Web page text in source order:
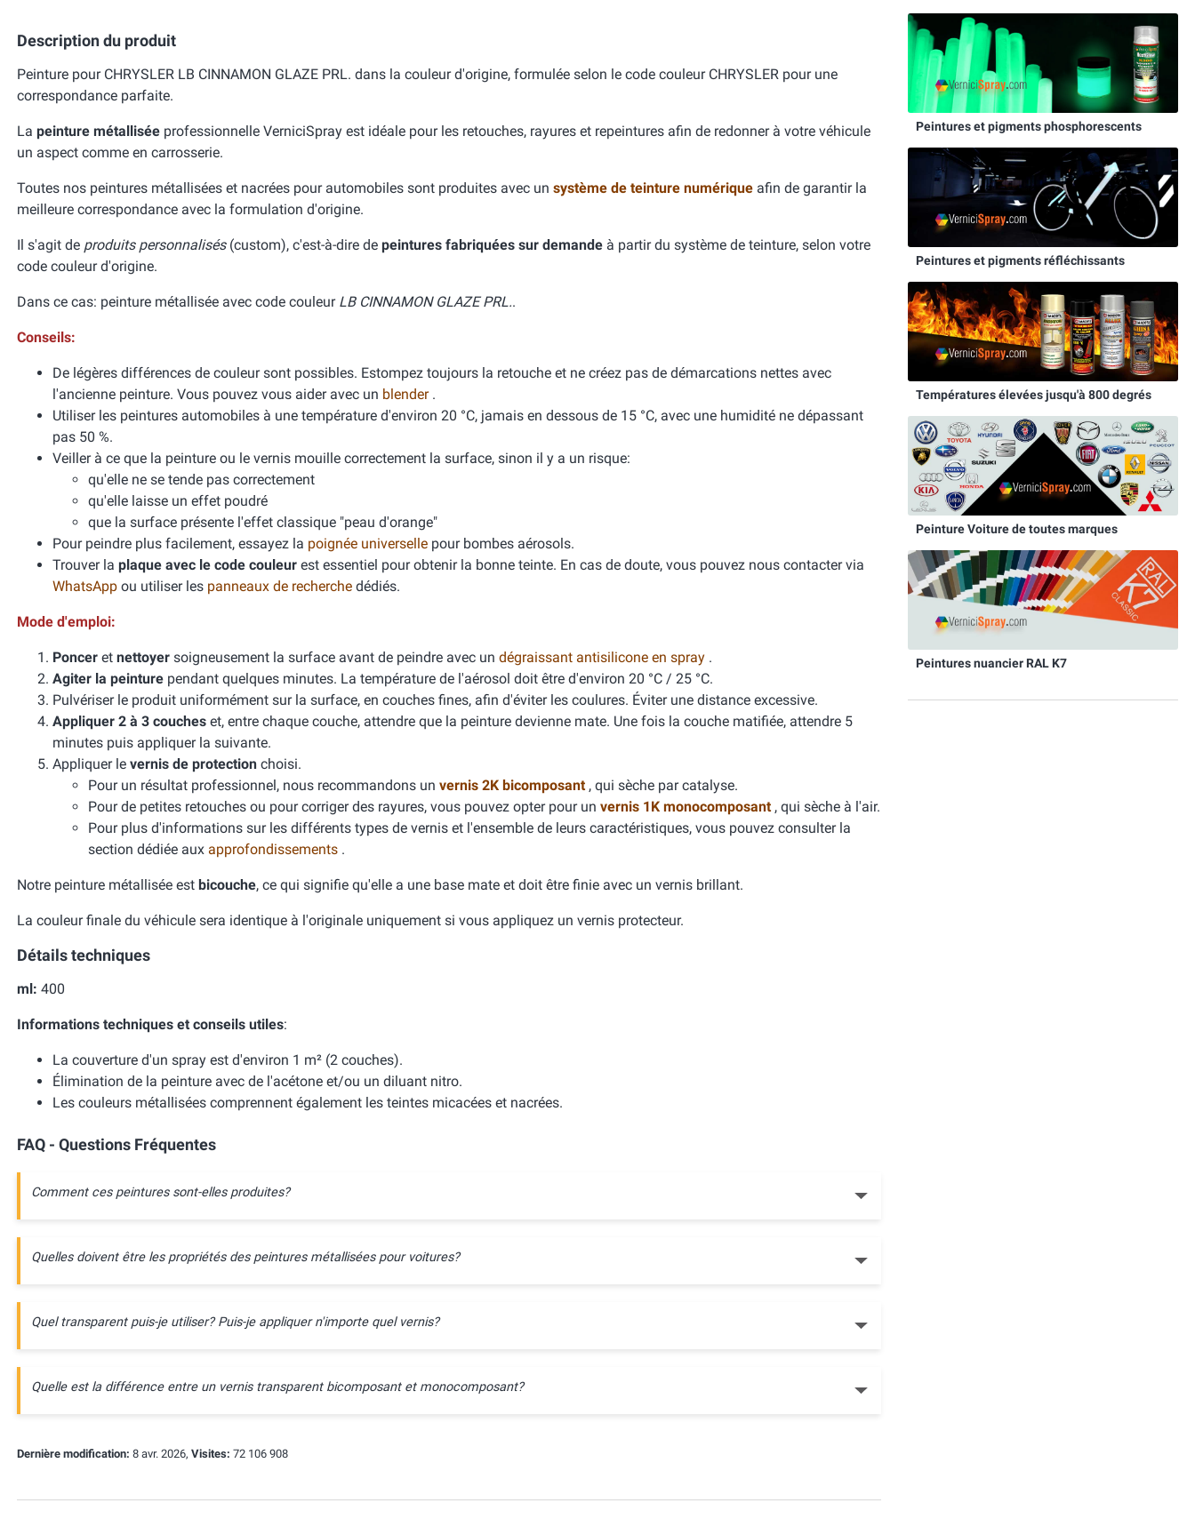
Description du produit
Peinture pour CHRYSLER LB CINNAMON GLAZE PRL. dans la couleur d'origine, formulée selon le code couleur CHRYSLER pour une
correspondance parfaite.
La peinture métallisée professionnelle VerniciSpray est idéale pour les retouches, rayures et repeintures afin de redonner à votre véhicule
un aspect comme en carrosserie.
Toutes nos peintures métallisées et nacrées pour automobiles sont produites avec un système de teinture numérique afin de garantir la
meilleure correspondance avec la formulation d'origine.
Il s'agit de produits personnalisés(custom), c'est-à-dire de peintures fabriquées sur demande à partir du système de teinture, selon votre
code couleur d'origine.
Dans ce cas: peinture métallisée avec code couleur LB CINNAMON GLAZE PRL..
Conseils:
De légères différences de couleur sont possibles. Estompez toujours la retouche et ne créez pas de démarcations nettes avec
l'ancienne peinture. Vous pouvez vous aider avec un blender .
Utiliser les peintures automobiles à une température d'environ 20 °C, jamais en dessous de 15 °C, avec une humidité ne dépassant
pas 50 %.
Veiller à ce que la peinture ou le vernis mouille correctement la surface, sinon il y a un risque:
qu'elle ne se tende pas correctement
qu'elle laisse un effet poudré
que la surface présente l'effet classique "peau d'orange"
Pour peindre plus facilement, essayez la poignée universelle pour bombes aérosols.
Trouver la plaque avec le code couleur est essentiel pour obtenir la bonne teinte. En cas de doute, vous pouvez nous contacter via
WhatsApp ou utiliser les panneaux de recherche dédiés.
Mode d'emploi:
Poncer et nettoyer soigneusement la surface avant de peindre avec un dégraissant antisilicone en spray .
Agiter la peinture pendant quelques minutes. La température de l'aérosol doit être d'environ 20 °C / 25 °C.
Pulvériser le produit uniformément sur la surface, en couches fines, afin d'éviter les coulures. Éviter une distance excessive.
Appliquer 2 à 3 couches et, entre chaque couche, attendre que la peinture devienne mate. Une fois la couche matifiée, attendre 5
minutes puis appliquer la suivante.
Appliquer le vernis de protection choisi.
Pour un résultat professionnel, nous recommandons un vernis 2K bicomposant , qui sèche par catalyse.
Pour de petites retouches ou pour corriger des rayures, vous pouvez opter pour un vernis 1K monocomposant , qui sèche à l'air.
Pour plus d'informations sur les différents types de vernis et l'ensemble de leurs caractéristiques, vous pouvez consulter la
section dédiée aux approfondissements .
Notre peinture métallisée est bicouche, ce qui signifie qu'elle a une base mate et doit être finie avec un vernis brillant.
La couleur finale du véhicule sera identique à l'originale uniquement si vous appliquez un vernis protecteur.
Détails techniques
ml: 400
Informations techniques et conseils utiles:
La couverture d'un spray est d'environ 1 m² (2 couches).
Élimination de la peinture avec de l'acétone et/ou un diluant nitro.
Les couleurs métallisées comprennent également les teintes micacées et nacrées.
FAQ - Questions Fréquentes
Comment ces peintures sont-elles produites?
Quelles doivent être les propriétés des peintures métallisées pour voitures?
Quel transparent puis-je utiliser? Puis-je appliquer n'importe quel vernis?
Quelle est la différence entre un vernis transparent bicomposant et monocomposant?
Dernière modification: 8 avr. 2026, Visites: 72 106 908
Peintures et pigments phosphorescents
Peintures et pigments réfléchissants
Températures élevées jusqu'à 800 degrés
Peinture Voiture de toutes marques
Peintures nuancier RAL K7